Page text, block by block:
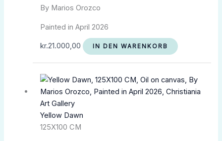
By Marios Orozco
Painted in April 2026
kr.21.000,00 IN DEN WARENKORB
Yellow Dawn
125X100 CM